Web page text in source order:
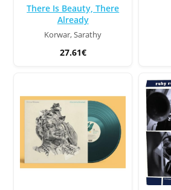
There Is Beauty, There
Already
Korwar, Sarathy
27.61€